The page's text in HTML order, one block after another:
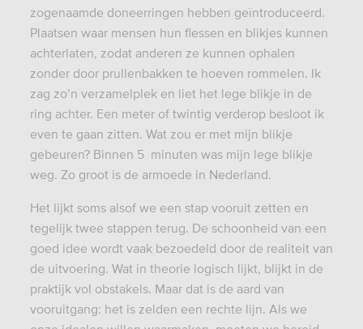
zogenaamde doneerringen hebben geïntroduceerd.
Plaatsen waar mensen hun flessen en blikjes kunnen
achterlaten, zodat anderen ze kunnen ophalen
zonder door prullenbakken te hoeven rommelen. Ik
zag zo’n verzamelplek en liet het lege blikje in de
ring achter. Een meter of twintig verderop besloot ik
even te gaan zitten. Wat zou er met mijn blikje
gebeuren? Binnen 5 minuten was mijn lege blikje
weg. Zo groot is de armoede in Nederland.
Het lijkt soms alsof we een stap vooruit zetten en
tegelijk twee stappen terug. De schoonheid van een
goed idee wordt vaak bezoedeld door de realiteit van
de uitvoering. Wat in theorie logisch lijkt, blijkt in de
praktijk vol obstakels. Maar dat is de aard van
vooruitgang: het is zelden een rechte lijn. Als we